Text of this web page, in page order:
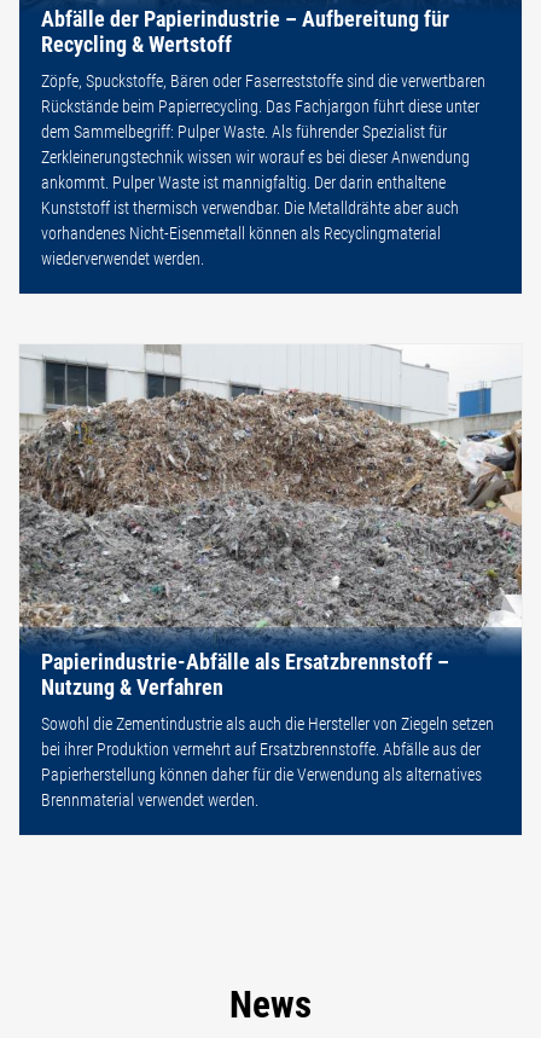
Abfälle der Papierindustrie – Aufbereitung für
Recycling & Wertstoff
Zöpfe, Spuckstoffe, Bären oder Faserreststoffe sind die verwertbaren
Rückstände beim Papierrecycling. Das Fachjargon führt diese unter
dem Sammelbegriff: Pulper Waste. Als führender Spezialist für
Zerkleinerungstechnik wissen wir worauf es bei dieser Anwendung
ankommt. Pulper Waste ist mannigfaltig. Der darin enthaltene
Kunststoff ist thermisch verwendbar. Die Metalldrähte aber auch
vorhandenes Nicht-Eisenmetall können als Recyclingmaterial
wiederverwendet werden.
Papierindustrie-Abfälle als Ersatzbrennstoff –
Nutzung & Verfahren
Sowohl die Zementindustrie als auch die Hersteller von Ziegeln setzen
bei ihrer Produktion vermehrt auf Ersatzbrennstoffe. Abfälle aus der
Papierherstellung können daher für die Verwendung als alternatives
Brennmaterial verwendet werden.
News